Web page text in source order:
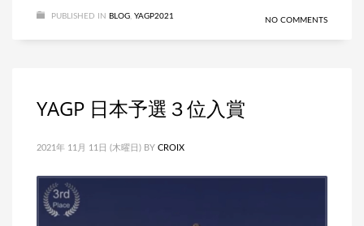
PUBLISHED IN BLOG YAGP2021 NO COMMENTS
YAGP 日本予選３位入賞
2021年 11月 11日 (木曜日) BY CROIX